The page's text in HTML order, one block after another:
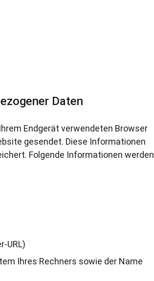
Daten
Endgerät verwendeten Browser
gesendet. Diese Informationen
Folgende Informationen werden
URL)
Ihres Rechners sowie der Name